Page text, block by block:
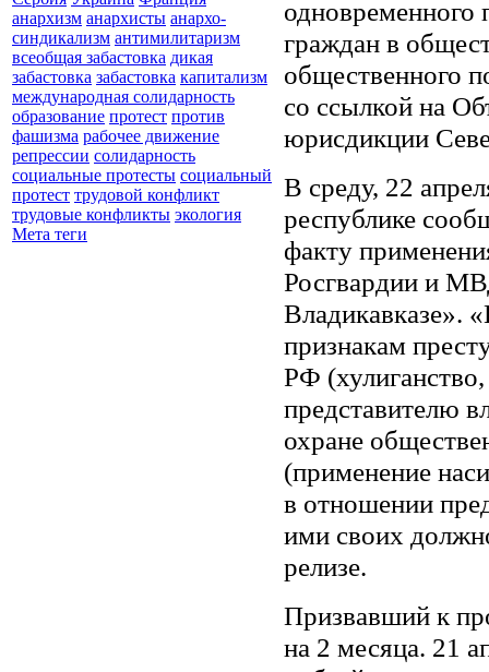
анархизм анархисты анархо-
синдикализм антимилитаризм
всеобщая забастовка дикая
забастовка забастовка капитализм
международная солидарность
образование протест против
фашизма рабочее движение
репрессии солидарность
социальные протесты социальный
протест трудовой конфликт
трудовые конфликты экология
Мета теги
одновременного
граждан в
общественного
со ссылкой на
юрисдикции
В среду, 22
республике
факту
Росгвардии и
Владикавказе».
признакам
РФ
представителю
охране
(применение
в отношении
ими своих
релизе.
Призвавший к
на 2 месяца. 21